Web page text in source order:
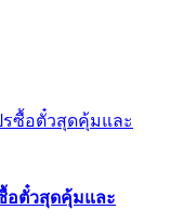
อตั๋วสุดคุ้มและ